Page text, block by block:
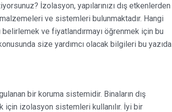
İzolasyon, yapılarınızı dış etkenlerden
ve sistemleri bulunmaktadır. Hangi
ve fiyatlandırmayı öğrenmek için bu
size yardımcı olacak bilgileri bu yazıda
bir koruma sistemidir. Binaların dış
izolasyon sistemleri kullanılır. İyi bir